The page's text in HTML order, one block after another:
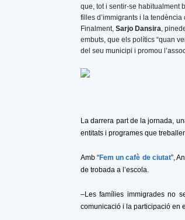
que, tot i sentir-se habitualment
filles d’immigrants i la
Finalment, Sarjo Dansira,
embuts, que els polítics “quan
del seu municipi i promou
La darrera part de la jornada,
entitats i programes que
Amb “Fem un cafè de ciutat”,
de trobada a l’escola.
–Les famílies immigrades no
comunicació i la participació en